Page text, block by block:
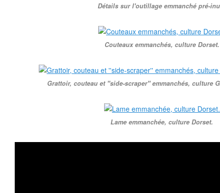
Détails sur l'outillage emmanché pré-
Couteaux emmanchés, culture Dorset.
Grattoir, couteau et ''side-scraper'' emmanchés, culture
Lame emmanchée, culture Dorset.